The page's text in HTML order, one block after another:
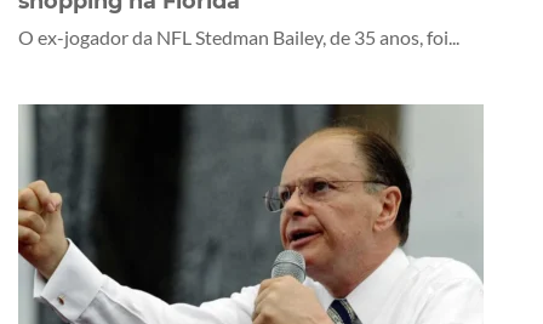
O ex-jogador da NFL Stedman Bailey, de 35 anos, foi...